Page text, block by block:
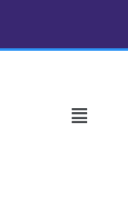
Menu